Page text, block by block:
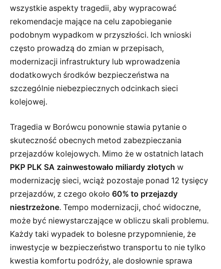
wszystkie aspekty tragedii, aby wypracować
rekomendacje mające na celu zapobieganie
podobnym wypadkom w przyszłości. Ich wnioski
często prowadzą do zmian w przepisach,
modernizacji infrastruktury lub wprowadzenia
dodatkowych środków bezpieczeństwa na
szczególnie niebezpiecznych odcinkach sieci
kolejowej.
Tragedia w Borówcu ponownie stawia pytanie o
skuteczność obecnych metod zabezpieczania
przejazdów kolejowych. Mimo że w ostatnich latach
PKP PLK SA zainwestowało miliardy złotych w
modernizację sieci, wciąż pozostaje ponad 12 tysięcy
przejazdów, z czego około 60% to przejazdy
niestrzeżone. Tempo modernizacji, choć widoczne,
może być niewystarczające w obliczu skali problemu.
Każdy taki wypadek to bolesne przypomnienie, że
inwestycje w bezpieczeństwo transportu to nie tylko
kwestia komfortu podróży, ale dosłownie sprawa